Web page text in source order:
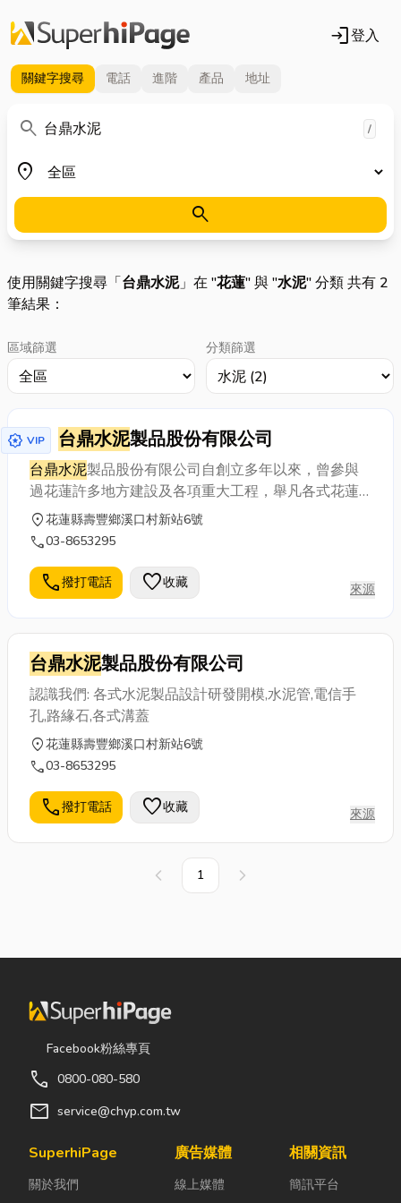
login登入
關鍵字搜尋 電話 進階 產品 地址
search
關鍵字 /
place
地區
search
使用關鍵字搜尋「台鼎水泥」在 "花蓮" 與 "水泥" 分類 共有 2
筆結果：
區域篩選 分類篩選
award_star VIP 台鼎水泥製品股份有限公司
台鼎水泥製品股份有限公司自創立多年以來，曾參與
過花蓮許多地方建設及各項重大工程，舉凡各式花蓮
水泥製品設計研發開模、水泥管、電信手孔、路緣
石、各式溝蓋...等等，這些年來亦不斷在品質與技術力
材質製作，耐用、穩固、高品質，為這片土地盡最大
的心力。
location_on花蓮縣壽豐鄉溪口村新站6號
call03-8653295
call撥打電話 favorite收藏 來源
台鼎水泥製品股份有限公司
認識我們: 各式水泥製品設計研發開模,水泥管,電信手
孔,路緣石,各式溝蓋
location_on花蓮縣壽豐鄉溪口村新站6號
call03-8653295
call撥打電話 favorite收藏 來源
上一頁 1 下一頁
Facebook粉絲專頁
call 0800-080-580
mail service@chyp.com.tw
SuperhiPage
關於我們
廣告媒體
線上媒體
相關資訊
簡訊平台